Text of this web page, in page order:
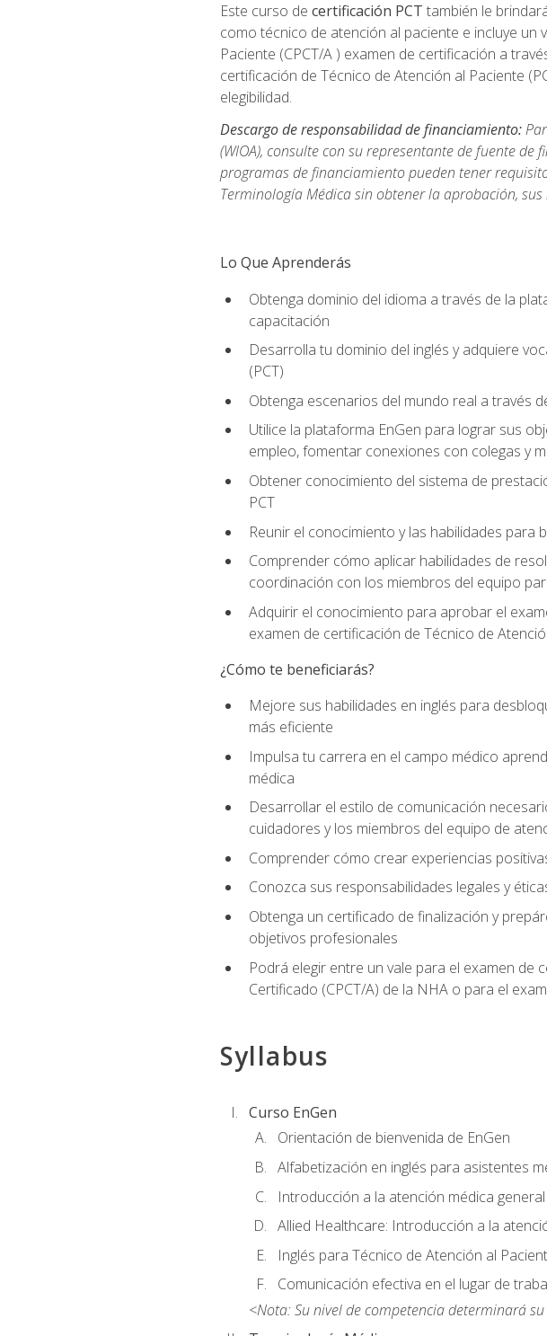
Este curso de certificación PCT también le
como técnico de atención al paciente e incluye
Paciente (CPCT/A ) examen de certificación a
certificación de Técnico de Atención al Paciente
elegibilidad.
Descargo de responsabilidad de financiamiento:
(WIOA), consulte con su representante de fuente
programas de financiamiento pueden tener
Terminología Médica sin obtener la aprobación,
Lo Que Aprenderás
Obtenga dominio del idioma a través de la
capacitación
Desarrolla tu dominio del inglés y adquiere
(PCT)
Obtenga escenarios del mundo real a través
Utilice la plataforma EnGen para lograr sus
empleo, fomentar conexiones con colegas y
Obtener conocimiento del sistema de
PCT
Reunir el conocimiento y las habilidades
Comprender cómo aplicar habilidades de
coordinación con los miembros del equipo
Adquirir el conocimiento para aprobar el
examen de certificación de Técnico de
¿Cómo te beneficiarás?
Mejore sus habilidades en inglés para
más eficiente
Impulsa tu carrera en el campo médico
médica
Desarrollar el estilo de comunicación
cuidadores y los miembros del equipo de
Comprender cómo crear experiencias
Conozca sus responsabilidades legales y
Obtenga un certificado de finalización y
objetivos profesionales
Podrá elegir entre un vale para el examen de
Certificado (CPCT/A) de la NHA o para el
Syllabus
Curso EnGen
Orientación de bienvenida de EnGen
Alfabetización en inglés para asistentes
Introducción a la atención médica general
Allied Healthcare: Introducción a la
Inglés para Técnico de Atención al
Comunicación efectiva en el lugar de
<Nota: Su nivel de competencia determinará